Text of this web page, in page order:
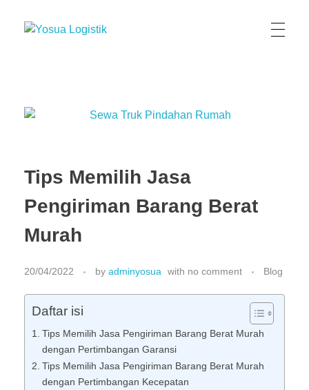
Tips Memilih Jasa
Pengiriman Barang Berat
Murah
20/04/2022 by adminyosua with no comment Blog
Daftar isi
Tips Memilih Jasa Pengiriman Barang Berat Murah
dengan Pertimbangan Garansi
Tips Memilih Jasa Pengiriman Barang Berat Murah
dengan Pertimbangan Kecepatan